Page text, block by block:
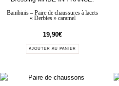
Bambinis – Paire de chaussures à lacets
« Derbies » caramel
19,90€
AJOUTER AU PANIER